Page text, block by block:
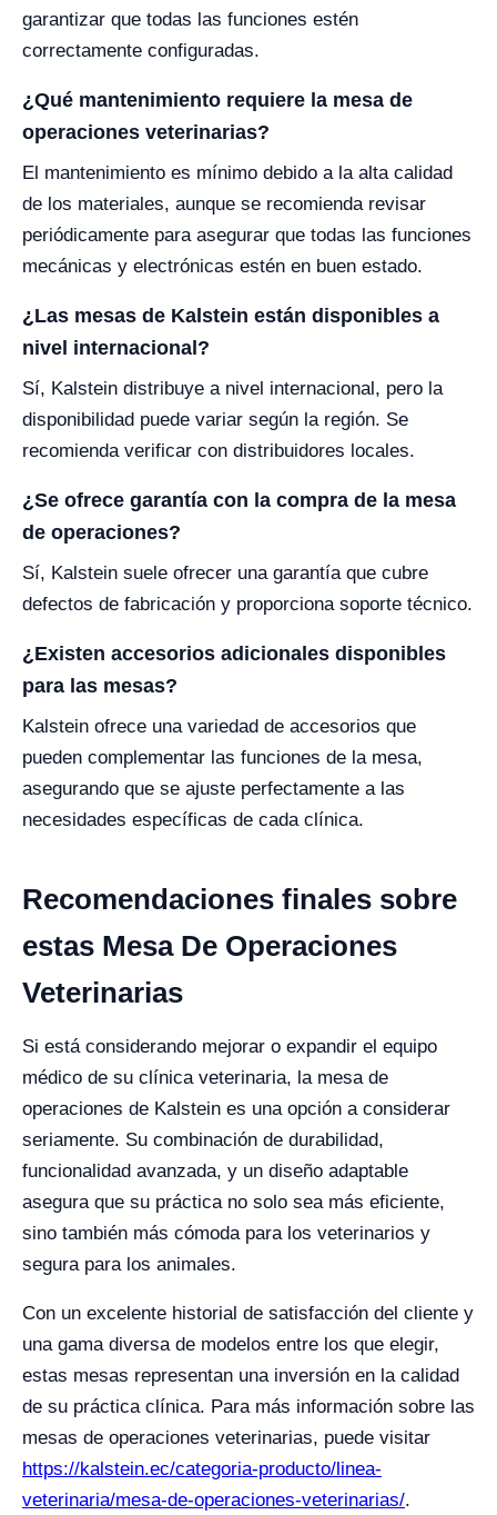
garantizar que todas las funciones estén
correctamente configuradas.
¿Qué mantenimiento requiere la mesa de
operaciones veterinarias?
El mantenimiento es mínimo debido a la alta calidad
de los materiales, aunque se recomienda revisar
periódicamente para asegurar que todas las funciones
mecánicas y electrónicas estén en buen estado.
¿Las mesas de Kalstein están disponibles a
nivel internacional?
Sí, Kalstein distribuye a nivel internacional, pero la
disponibilidad puede variar según la región. Se
recomienda verificar con distribuidores locales.
¿Se ofrece garantía con la compra de la mesa
de operaciones?
Sí, Kalstein suele ofrecer una garantía que cubre
defectos de fabricación y proporciona soporte técnico.
¿Existen accesorios adicionales disponibles
para las mesas?
Kalstein ofrece una variedad de accesorios que
pueden complementar las funciones de la mesa,
asegurando que se ajuste perfectamente a las
necesidades específicas de cada clínica.
Recomendaciones finales sobre
estas Mesa De Operaciones
Veterinarias
Si está considerando mejorar o expandir el equipo
médico de su clínica veterinaria, la mesa de
operaciones de Kalstein es una opción a considerar
seriamente. Su combinación de durabilidad,
funcionalidad avanzada, y un diseño adaptable
asegura que su práctica no solo sea más eficiente,
sino también más cómoda para los veterinarios y
segura para los animales.
Con un excelente historial de satisfacción del cliente y
una gama diversa de modelos entre los que elegir,
estas mesas representan una inversión en la calidad
de su práctica clínica. Para más información sobre las
mesas de operaciones veterinarias, puede visitar
https://kalstein.ec/categoria-producto/linea-
veterinaria/mesa-de-operaciones-veterinarias/.